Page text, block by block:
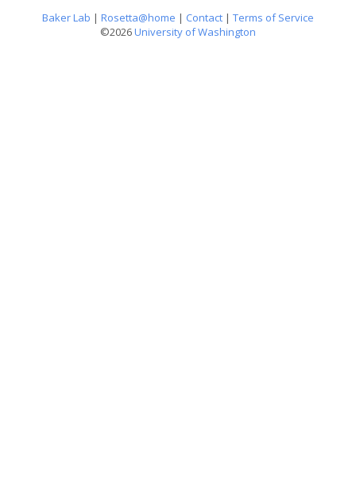
Baker Lab | Rosetta@home | Contact | Terms of Service
©2026University of Washington